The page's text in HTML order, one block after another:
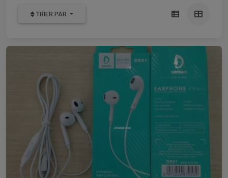
TRIER PAR